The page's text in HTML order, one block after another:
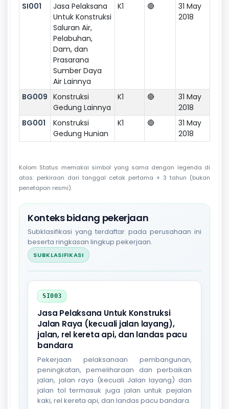
SI001
Jasa Pelaksana
Untuk Konstruksi
Saluran Air,
Pelabuhan,
Dam, dan
Prasarana
Sumber Daya
Air Lainnya
K1 🔴
31 May
2018
BG009 Konstruksi
Gedung Lainnya
K1 🔴
31 May
2018
BG001
Konstruksi
Gedung Hunian
K1 🔴
31 May
2018
Kolom Status memakai simbol yang sama dengan legenda di
atas: perkiraan dari tanggal cetak pertama + 3 tahun (bukan
penetapan resmi).
Konteks bidang pekerjaan
Subklasifikasi yang terdaftar pada perusahaan ini
beserta ringkasan lingkup pekerjaan.
SUBKLASIFIKASI
SI003
Jasa Pelaksana Untuk Konstruksi
Jalan Raya (kecuali jalan layang),
jalan, rel kereta api, dan landas pacu
bandara
Pekerjaan pelaksanaan pembangunan,
peningkatan, pemeliharaan dan perbaikan
jalan, jalan raya (kecuali Jalan layang) dan
jalan tol termasuk juga jalan untuk pejalan
kaki, rel kereta api, dan landas pacu bandara.